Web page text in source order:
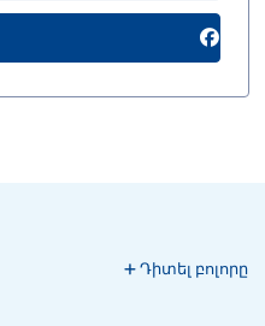
Դիտել բոլորը